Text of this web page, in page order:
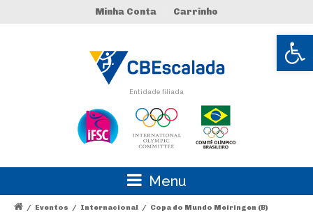
Abrir
Minha Conta Carrinho
Entidade filiada
Menu
/ Eventos / Internacional / Copa do Mundo Meiringen (B)